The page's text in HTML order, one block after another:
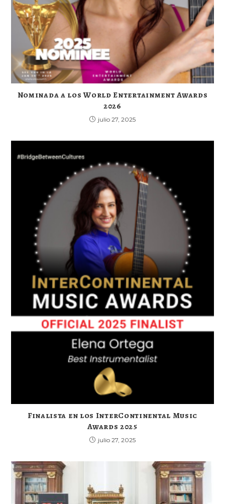
Nominada a los World Entertainment Awards
2026
julio 27, 2025
Finalista en los InterContinental Music
Awards 2025
julio 27, 2025